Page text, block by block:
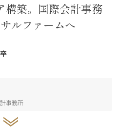
構築。国際会計事務
ルファームへ
事務所